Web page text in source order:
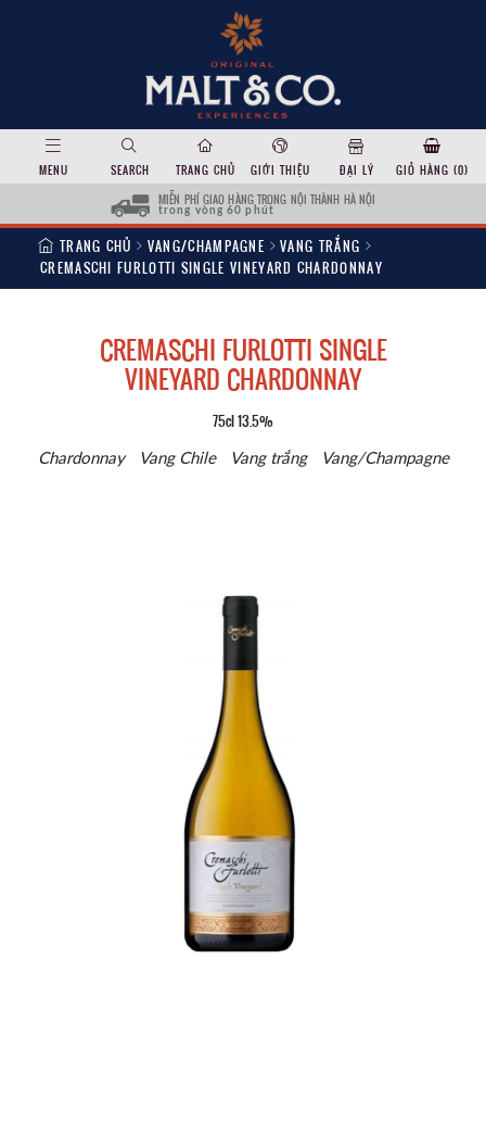
MENU SEARCH TRANG CHỦ GIỚI THIỆU ĐẠI LÝ GIỎ HÀNG (0)
MIỄN PHÍ GIAO HÀNG TRONG NỘI THÀNH HÀ NỘI
trong vòng 60 phút
TRANG CHỦ VANG/CHAMPAGNE
VANG TRẮNG
CREMASCHI FURLOTTI SINGLE VINEYARD CHARDONNAY
CREMASCHI FURLOTTI SINGLE
VINEYARD CHARDONNAY
75cl 13.5%
Chardonnay Vang Chile Vang trắng Vang/Champagne